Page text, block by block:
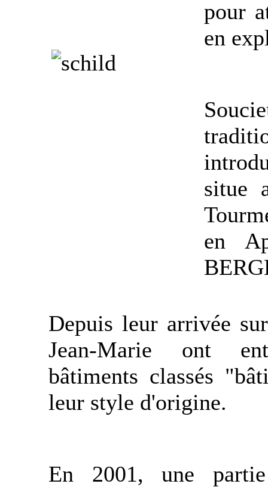
pour
en
situe
en
Depuis leur arrivée
Jean-Marie ont
bâtiments classés
leur style d'origine.
En 2001, une